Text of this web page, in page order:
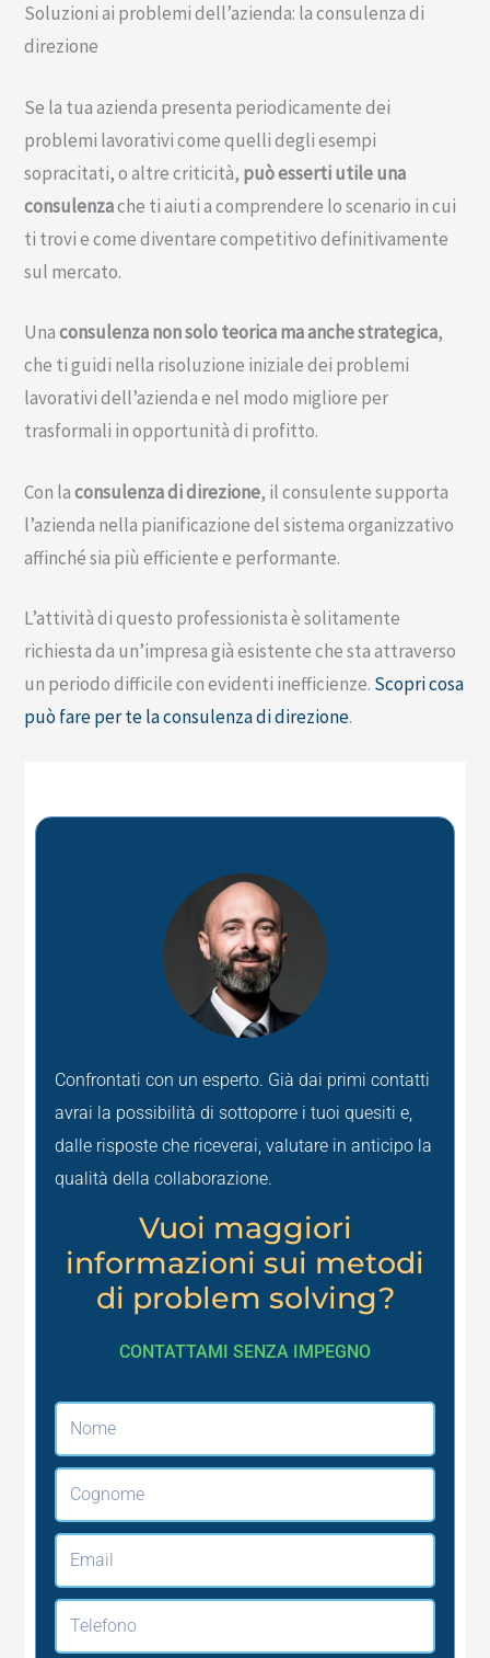
Soluzioni ai problemi dell’azienda: la consulenza di
direzione
Se la tua azienda presenta periodicamente dei
problemi lavorativi come quelli degli esempi
sopracitati, o altre criticità, può esserti utile una
consulenzache ti aiuti a comprendere lo scenario in cui
ti trovi e come diventare competitivo definitivamente
sul mercato.
Unaconsulenza non solo teorica ma anche strategica,
che ti guidi nella risoluzione iniziale dei problemi
lavorativi dell’azienda e nel modo migliore per
trasformali in opportunità di profitto.
Con laconsulenza di direzione, il consulente supporta
l’azienda nella pianificazione del sistema organizzativo
affinché sia più efficiente e performante.
L’attività di questo professionista è solitamente
richiesta da un’impresa già esistente che sta attraverso
un periodo difficile con evidenti inefficienze. Scopri cosa
può fare per te la consulenza di direzione.
Confrontati con un esperto. Già dai primi contatti
avrai la possibilità di sottoporre i tuoi quesiti e,
dalle risposte che riceverai, valutare in anticipo la
qualità della collaborazione.
Vuoi maggiori
informazioni sui metodi
di problem solving?
CONTATTAMI SENZA IMPEGNO